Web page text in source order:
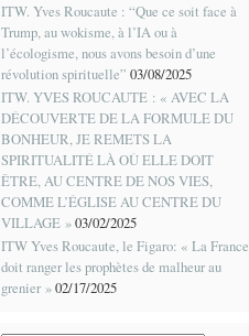
ITW. Yves Roucaute : “Que ce soit face à
Trump, au wokisme, à l’IA ou à
l’écologisme, nous avons besoin d’une
révolution spirituelle” 03/08/2025
ITW. YVES ROUCAUTE : « AVEC LA
DÉCOUVERTE DE LA FORMULE DU
BONHEUR, JE REMETS LA
SPIRITUALITÉ LÀ OÙ ELLE DOIT
ÊTRE, AU CENTRE DE NOS VIES,
COMME L’ÉGLISE AU CENTRE DU
VILLAGE »03/02/2025
ITW Yves Roucaute, le Figaro: « La France
doit ranger les prophètes de malheur au
grenier »02/17/2025